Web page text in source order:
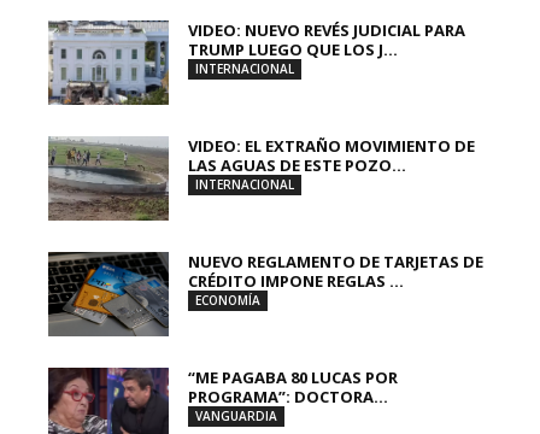
VIDEO: NUEVO REVÉS JUDICIAL PARA
TRUMP LUEGO QUE LOS J...
INTERNACIONAL
VIDEO: EL EXTRAÑO MOVIMIENTO DE
LAS AGUAS DE ESTE POZO...
INTERNACIONAL
NUEVO REGLAMENTO DE TARJETAS DE
CRÉDITO IMPONE REGLAS ...
ECONOMÍA
“ME PAGABA 80 LUCAS POR
PROGRAMA”: DOCTORA...
VANGUARDIA